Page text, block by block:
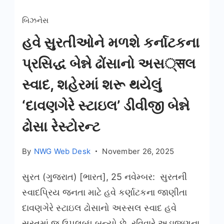
બિઝનેસ
હવે સુરતીઓને મળશે કર્નાટકના
પ્રસિદ્ધ બેન્ને ઢોંસાનો અસ्सલ
સ્વાદ, શહેરમાં શરૂ થયેલું
‘દાવણગેરે સ્ટાઇલ’ ડીવીજી બેન્ને
ઢોસા રેસ્ટોરન્ટ
By NWG Web Desk November 26, 2025
સુરત (ગુજરાત) [ભારત], 25 નવેમ્બર: સુરતની
સ્વાદપ્રિય જનતા માટે હવે કર્ણાટકના જાણીતા
દાવણગેરે સ્ટાઇલ ઢોસાનો અસ્સલ સ્વાદ હવે